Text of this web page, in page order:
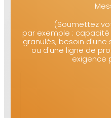
(Soumettez
par exemple :
granulés, besoin
ou d'une ligne de
exigence